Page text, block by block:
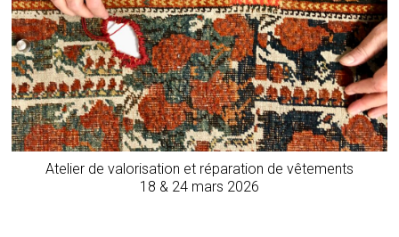
Atelier de valorisation et réparation de vêtements
18 & 24 mars 2026